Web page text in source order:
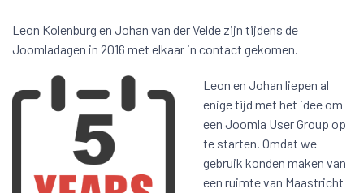
Leon Kolenburg en Johan van der Velde zijn tijdens de
Joomladagen in 2016 met elkaar in contact gekomen.
Leon en Johan liepen al
enige tijd met het idee om
een Joomla User Group op
te starten. Omdat we
gebruik konden maken van
een ruimte van Maastricht